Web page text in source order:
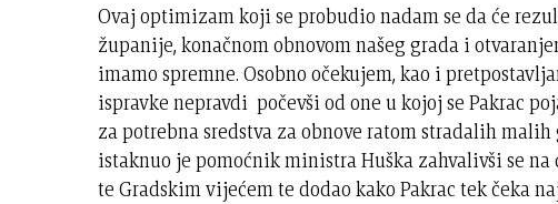
Ovaj optimizam koji se probudio nadam se da će
županije, konačnom obnovom našeg grada i
imamo spremne. Osobno očekujem, kao i
ispravke nepravdi počevši od one u kojoj se Pakrac
za potrebna sredstva za obnove ratom stradalih
istaknuo je pomoćnik ministra Huška zahvalivši se
te Gradskim vijećem te dodao kako Pakrac tek čeka